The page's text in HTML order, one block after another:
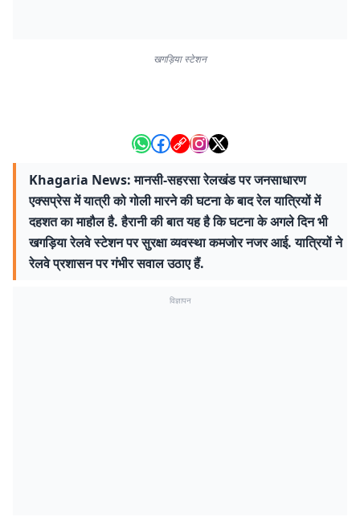
खगड़िया स्टेशन
Khagaria News: मानसी-सहरसा रेलखंड पर जनसाधारण
एक्सप्रेस में यात्री को गोली मारने की घटना के बाद रेल यात्रियों में
दहशत का माहौल है. हैरानी की बात यह है कि घटना के अगले दिन भी
खगड़िया रेलवे स्टेशन पर सुरक्षा व्यवस्था कमजोर नजर आई. यात्रियों ने
रेलवे प्रशासन पर गंभीर सवाल उठाए हैं.
विज्ञापन